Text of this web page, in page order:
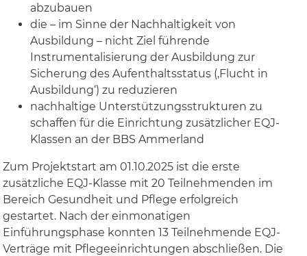
abzubauen
die – im Sinne der Nachhaltigkeit von
Ausbildung – nicht Ziel führende
Instrumentalisierung der Ausbildung zur
Sicherung des Aufenthaltsstatus (‚Flucht in
Ausbildung‘) zu reduzieren
nachhaltige Unterstützungsstrukturen zu
schaffen für die Einrichtung zusätzlicher EQJ-
Klassen an der BBS Ammerland
Zum Projektstart am 01.10.2025 ist die erste
zusätzliche EQJ-Klasse mit 20 Teilnehmenden im
Bereich Gesundheit und Pflege erfolgreich
gestartet. Nach der einmonatigen
Einführungsphase konnten 13 Teilnehmende EQJ-
Verträge mit Pflegeeinrichtungen abschließen. Die